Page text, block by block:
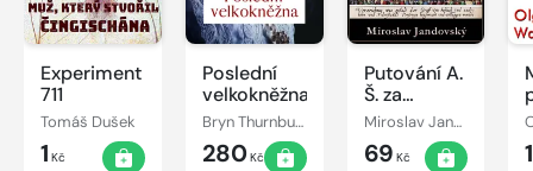
Experiment
711
Tomáš Dušek
1 Kč
Poslední
velkokněžna
Bryn Thurnbullová
280Kč
Putování A.
Š. za
lidskou
důstojností
Miroslav Jandovský
69 Kč